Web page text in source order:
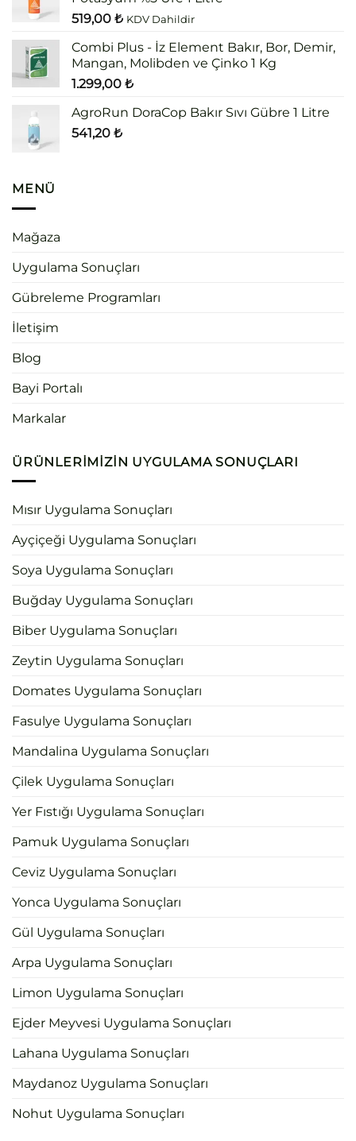
519,00 ₺ KDV Dahildir
Combi Plus - İz Element Bakır, Bor, Demir,
Mangan, Molibden ve Çinko 1 Kg
1.299,00 ₺
AgroRun DoraCop Bakır Sıvı Gübre 1 Litre
541,20 ₺
MENÜ
Mağaza
Uygulama Sonuçları
Gübreleme Programları
İletişim
Blog
Bayi Portalı
Markalar
ÜRÜNLERIMIZIN UYGULAMA SONUÇLARI
Mısır Uygulama Sonuçları
Ayçiçeği Uygulama Sonuçları
Soya Uygulama Sonuçları
Buğday Uygulama Sonuçları
Biber Uygulama Sonuçları
Zeytin Uygulama Sonuçları
Domates Uygulama Sonuçları
Fasulye Uygulama Sonuçları
Mandalina Uygulama Sonuçları
Çilek Uygulama Sonuçları
Yer Fıstığı Uygulama Sonuçları
Pamuk Uygulama Sonuçları
Ceviz Uygulama Sonuçları
Yonca Uygulama Sonuçları
Gül Uygulama Sonuçları
Arpa Uygulama Sonuçları
Limon Uygulama Sonuçları
Ejder Meyvesi Uygulama Sonuçları
Lahana Uygulama Sonuçları
Maydanoz Uygulama Sonuçları
Nohut Uygulama Sonuçları